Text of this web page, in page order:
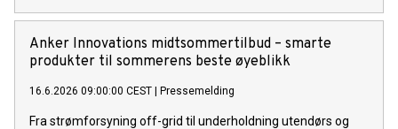
Anker Innovations midtsommertilbud – smarte
produkter til sommerens beste øyeblikk
16.6.2026 09:00:00 CEST Pressemelding
Fra strømforsyning off-grid til underholdning utendørs og